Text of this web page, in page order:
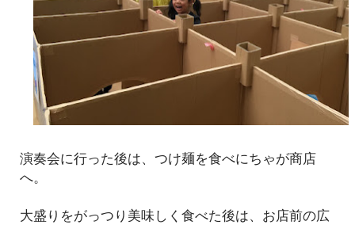
演奏会に行った後は、つけ麺を食べにちゃが商店
へ。
大盛りをがっつり美味しく食べた後は、お店前の広